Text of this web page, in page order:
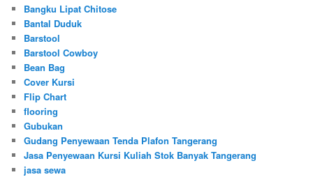
Bangku Lipat Chitose
Bantal Duduk
Barstool
Barstool Cowboy
Bean Bag
Cover Kursi
Flip Chart
flooring
Gubukan
Gudang Penyewaan Tenda Plafon Tangerang
Jasa Penyewaan Kursi Kuliah Stok Banyak Tangerang
jasa sewa